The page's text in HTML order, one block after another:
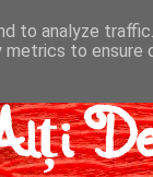
to analyze
to ensure